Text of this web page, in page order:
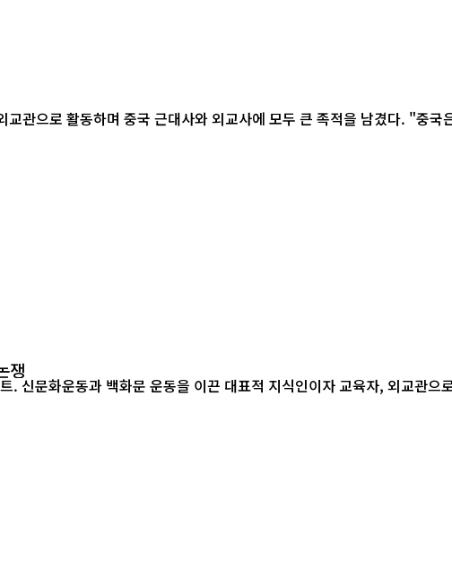
쟁
신문화운동과 백화문 운동을 이끈 대표적 지식인이자 교육자, 외교관으